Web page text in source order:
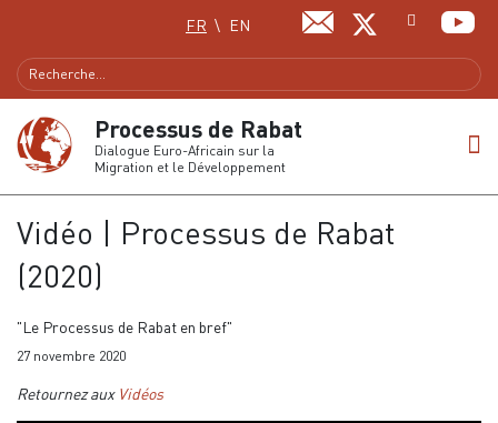
Sélectionnez votre langue
FR EN
Processus de Rabat
Dialogue Euro-Africain sur la
Migration et le Développement
Vidéo | Processus de Rabat
(2020)
"Le Processus de Rabat en bref"
27 novembre 2020
Retournez aux Vidéos